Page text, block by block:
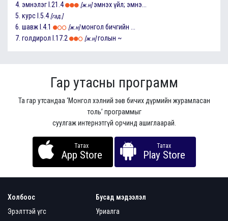
4. эмнэлэг I.21.4 [ж.н] эмнэх үйл; эмнэ...
5. курс I.5.4 [гад.]
6. шавж I.4.1 [ж.н] монгол бичгийн ...
7. голдирол I.17.2 [ж.н] голын ~
Гар утасны программ
Та гар утсандаа ‘Монгол хэлний зөв бичих дүрмийн журамласан
толь’ программыг
суулгаж интернэтгүй орчинд ашиглаарай.
Татах
App Store
Татах
Play Store
Холбоос
Эрэлттэй үгс
Бусад мэдээлэл
Уриалга